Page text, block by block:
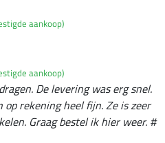
aankoop)
aankoop)
De levering was erg snel.
rekening heel fijn. Ze is zeer
Graag bestel ik hier weer. #